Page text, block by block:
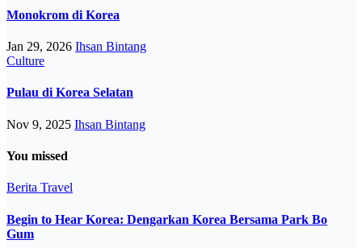
Monokrom di Korea
Jan 29, 2026 Ihsan Bintang
Culture
Pulau di Korea Selatan
Nov 9, 2025 Ihsan Bintang
You missed
Berita Travel
Begin to Hear Korea: Dengarkan Korea Bersama Park Bo
Gum